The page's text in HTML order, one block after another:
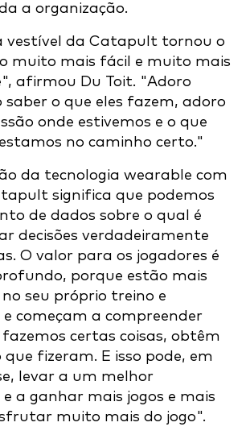
a organização.
vestível da Catapult tornou o
muito mais fácil e muito mais
afirmou Du Toit. "Adoro
saber o que eles fazem, adoro
onde estivemos e o que
no caminho certo."
da tecnologia wearable com
significa que podemos
de dados sobre o qual é
decisões verdadeiramente
O valor para os jogadores é
porque estão mais
seu próprio treino e
começam a compreender
certas coisas, obtêm
que fizeram. E isso pode, em
levar a um melhor
a ganhar mais jogos e mais
muito mais do jogo".